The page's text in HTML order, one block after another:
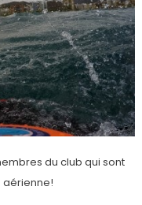
du club qui sont
aérienne!